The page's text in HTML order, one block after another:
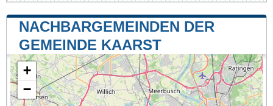
NACHBARGEMEINDEN DER
GEMEINDE KAARST
+
−